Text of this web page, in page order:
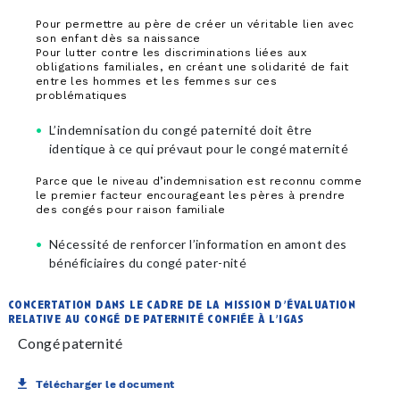
Pour permettre au père de créer un véritable lien avec
son enfant dès sa naissance
Pour lutter contre les discriminations liées aux
obligations familiales, en créant une solidarité de fait
entre les hommes et les femmes sur ces
problématiques
L’indemnisation du congé paternité doit être
identique à ce qui prévaut pour le congé maternité
Parce que le niveau d’indemnisation est reconnu comme
le premier facteur encourageant les pères à prendre
des congés pour raison familiale
Nécessité de renforcer l’information en amont des
bénéficiaires du congé pater-nité
concertation dans le cadre de la mission d’évaluation
relative au congé de paternité confiée à l’igas
Congé paternité
Télécharger le document